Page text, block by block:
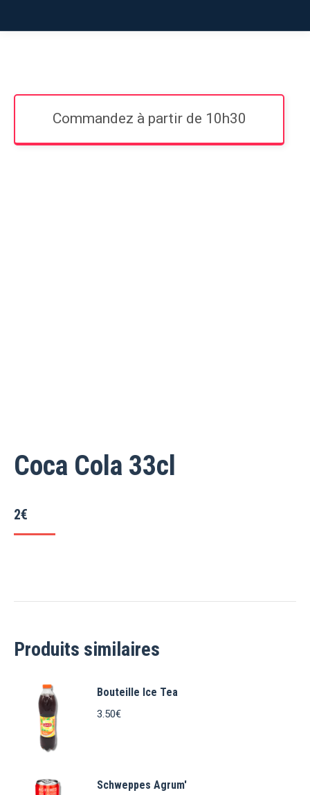
Commandez à partir de 10h30
Coca Cola 33cl
2€
Produits similaires
Bouteille Ice Tea
3.50€
Schweppes Agrum'